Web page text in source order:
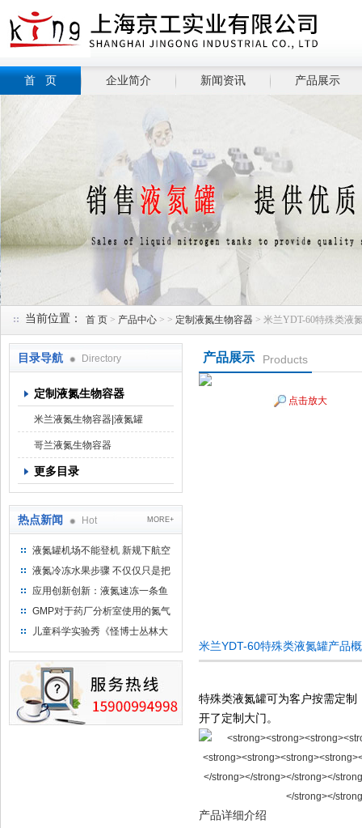
上海京工实业有限公司
首 页 企业简介 新闻资讯 产品展示
当前位置： 首 页 > 产品中心 > > 定制液氮生物容器 > 米兰YDT-60特殊类液
目录导航 Directory
定制液氮生物容器
米兰液氮生物容器|液氮罐
哥兰液氮生物容器
更多目录
热点新闻 Hot MORE+
液氮罐机场不能登机 新规下航空
运输罐能否上飞机
液氮冷冻水果步骤 不仅仅只是把
水果扔到液氮中
应用创新创新：液氮速冻一条鱼
只需15分钟 保持活鲜一整年
GMP对于药厂分析室使用的氮气
钢瓶存放标准
儿童科学实验秀《怪博士丛林大
及
产品展示 Products
点击放大
米兰YDT-60特殊类液氮罐产品
特殊类液氮罐可为客户按需定
开了定制大门。
产品详细介绍